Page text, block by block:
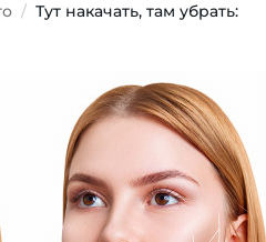
Тут накачать, там убрать: